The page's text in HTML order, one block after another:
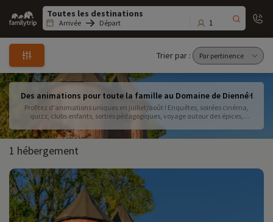
Family
trip
Arrivée Départ 1
Trier par :
Des animations pour toute la famille au Domaine de Dienné !
Profitez d'animations uniques en juillet/août ! Enquêtes, soirées cinéma,
quizz, clubs enfants, sorties pédagogiques, voyage autour des épices,
et/ou sur réservation. Nous contacter pour plus d'informations.
1 hébergement